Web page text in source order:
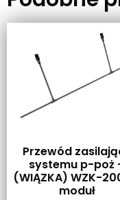
Przewód
systemu p-poż
(WIĄZKA) WZK-
moduł